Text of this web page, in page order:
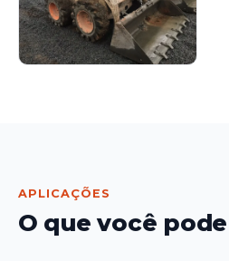
APLICAÇÕES
O que você